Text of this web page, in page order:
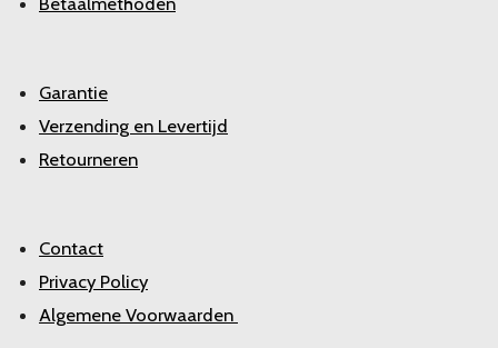
Garantie
Verzending en Levertijd
Retourneren
Contact
Privacy Policy
Algemene Voorwaarden